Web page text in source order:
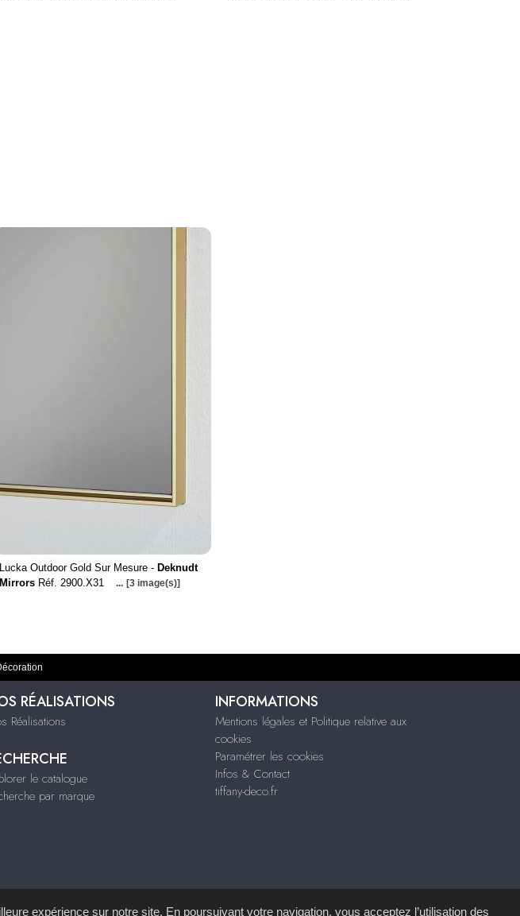
Lucka Outdoor Gold Sur Mesure - Deknudt
Mirrors Réf. 2900.X31 ... [3 image(s)]
RÉALISATIONS
Réalisations
le catalogue
par marque
INFORMATIONS
Mentions légales et Politique relative aux
cookies
Paramétrer les cookies
Infos & Contact
tiffany-deco.fr
expérience sur notre site. En poursuivant votre navigation, vous acceptez l’utilisation des